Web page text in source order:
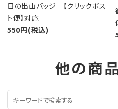
日の出山バッジ 【クリックポス
ト便】対応
550円(税込)
他の商